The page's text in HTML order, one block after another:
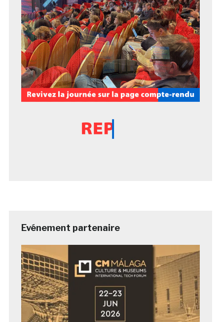
Evénement partenaire